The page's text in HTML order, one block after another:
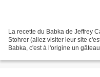
La recette du Babka de Jeffrey
Stohrer (allez visiter leur site
Babka, c'est à l'origine un